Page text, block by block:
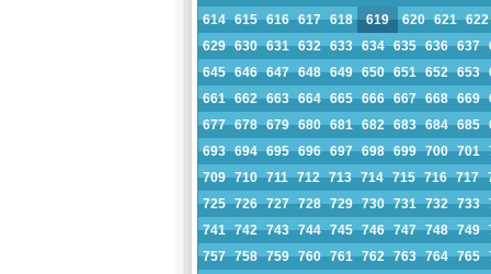
614 615 616 617 618 619 620 621 622
629 630 631 632 633 634 635 636 637
645 646 647 648 649 650 651 652 653
661 662 663 664 665 666 667 668 669
677 678 679 680 681 682 683 684 685
693 694 695 696 697 698 699 700 701
709 710 711 712 713 714 715 716 717
725 726 727 728 729 730 731 732 733
741 742 743 744 745 746 747 748 749
757 758 759 760 761 762 763 764 765